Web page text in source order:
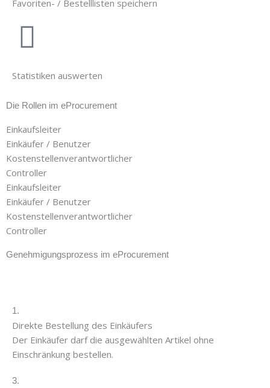
Favoriten- / Bestelllisten speichern
Statistiken auswerten
Die Rollen im eProcurement
Einkaufsleiter
Einkäufer / Benutzer
Kostenstellenverantwortlicher
Controller
Einkaufsleiter
Einkäufer / Benutzer
Kostenstellenverantwortlicher
Controller
Genehmigungsprozess im eProcurement
1.
Direkte Bestellung des Einkäufers
Der Einkäufer darf die ausgewählten Artikel ohne
Einschränkung bestellen.
3.